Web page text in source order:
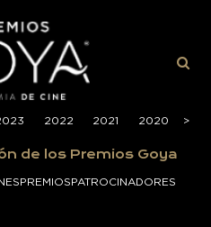
2022 2021 2020 >
>
de los Premios Goya
PREMIOSPATROCINADORES